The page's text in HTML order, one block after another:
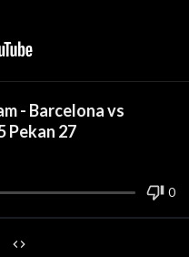
- Barcelona vs
Pekan 27
0